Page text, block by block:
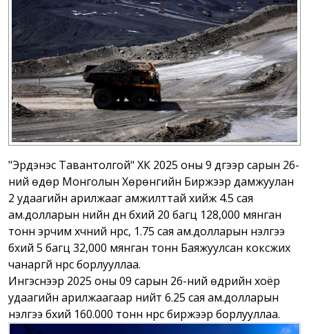
"Эрдэнэс Тавантолгой" ХК 2025 оны 9 дүгээр сарын 26-
ний өдөр Монголын Хөрөнгийн Биржээр дамжуулан
2 удаагийн арилжааг амжилттай хийж 4.5 сая
ам.долларын үнийн дүн бүхий 20 багц 128,000 мянган
тонн эрчим хүчний нүүрс, 1.75 сая ам.долларын үнэлгээ
бүхий 5 багц 32,000 мянган тонн Баяжуулсан коксжих
чанаргүй нүүрс борлууллаа.
Ингэснээр 2025 оны 09 сарын 26-ний өдрийн хоёр
удаагийн арилжаагаар нийт 6.25 сая ам.долларын
үнэлгээ бүхий 160.000 тонн нүүрс биржээр борлууллаа.